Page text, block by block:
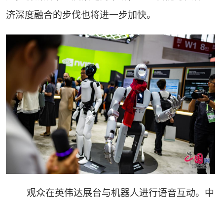
济深度融合的步伐也将进一步加快。
观众在英伟达展台与机器人进行语音互动。中